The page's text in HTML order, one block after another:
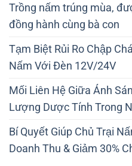
Trồng nấm trúng mùa,
đồng hành cùng bà con
Tạm Biệt Rủi Ro Chập
Nấm Với Đèn 12V/24V
Mối Liên Hệ Giữa Ánh
Lượng Dược Tính Trong
Bí Quyết Giúp Chủ Trại
Doanh Thu & Giảm 30%